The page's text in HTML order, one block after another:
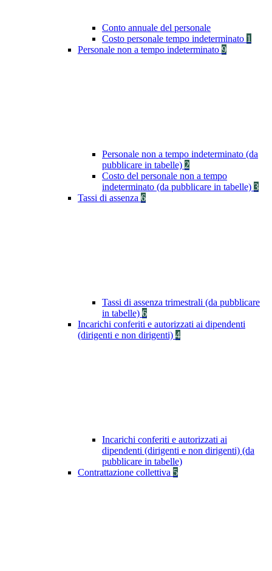
Conto annuale del personale
Costo personale tempo indeterminato 1
Personale non a tempo indeterminato 9
Personale non a tempo indeterminato (da
pubblicare in tabelle) 2
Costo del personale non a tempo
indeterminato (da pubblicare in tabelle) 3
Tassi di assenza 6
Tassi di assenza trimestrali (da pubblicare
in tabelle) 6
Incarichi conferiti e autorizzati ai dipendenti
(dirigenti e non dirigenti) 4
Incarichi conferiti e autorizzati ai
dipendenti (dirigenti e non dirigenti) (da
pubblicare in tabelle)
Contrattazione collettiva 5